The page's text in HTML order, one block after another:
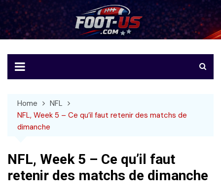
to
content
Foot-US
Le football américain en français
Home
NFL
NFL, Week 5 – Ce qu’il faut retenir des matchs de
dimanche
NFL, Week 5 – Ce qu’il faut
retenir des matchs de dimanche